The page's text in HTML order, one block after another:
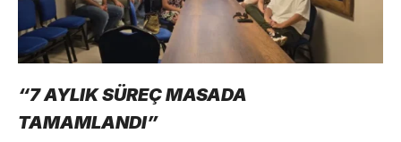
“7 AYLIK SÜREÇ MASADA
TAMAMLANDI”